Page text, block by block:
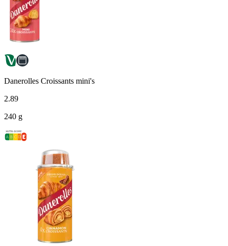
Danerolles Croissants mini's
2.89
240 g